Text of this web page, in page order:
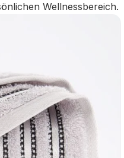
Wellnessbereich.